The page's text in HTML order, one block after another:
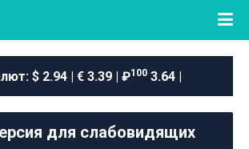
$ 2.94 | € 3.39 | ₽100 3.64 |
для слабовидящих